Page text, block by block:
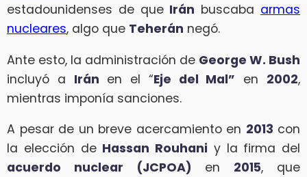
estadounidenses de que Irán buscaba armas
nucleares, algo que Teherán negó.
Ante esto, la administración de George W. Bush
incluyó a Irán en el “Eje del Mal” en 2002,
mientras imponía sanciones.
A pesar de un breve acercamiento en 2013 con
la elección de Hassan Rouhani y la firma del
acuerdo nuclear (JCPOA) en 2015, que